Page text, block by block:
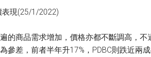
現(25/1/2022)
的商品需求增加，價格亦都不斷調高，不
參差，前者半年升17%，PDBC則跌近兩